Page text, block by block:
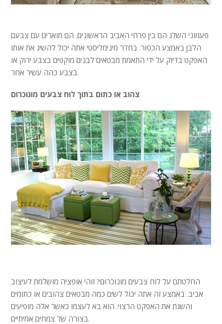
פעמוני השלג הם בין פרחי האביב הראשונים. הם מוארים עם צבעם
הלבן באמצע הכפור. בחדר מינימליסטי אתה יכול להשיג את אותו
האפקט בדיוק על ידי התאמת מבטאים לבנים מוקפים בצבע ירוק או
בצבע כהה עשיר אחר.
צהוב או כתום בתוך לוח צבעים מונוכרום
החלטתם על לוח צבעים מונוכרום? זוהי אופציה מושלמת לעיצוב
אביב. באמצע זה אתה יכול לשים כמה מבטאים צהובים או כתומים
והשגת את האפקט הרצוי. הוא בא לעצמו כאשר אלה מופיעים
בצורה של צמחים אמיתיים.